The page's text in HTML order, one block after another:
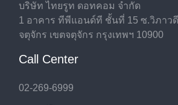
บริษัท ไทยรูท ดอทคอม จำกัด
1 อาคาร ทีพีแอนด์ที ชั้นที่ 15 ซ.วิภาว
จตุจักร เขตจตุจักร กรุงเทพฯ 10900
Call Center
02-269-6999